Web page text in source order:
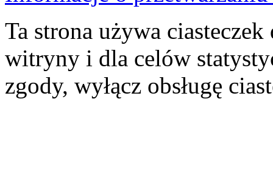
Ta strona używa
witryny i dla celów
zgody, wyłącz obsługę